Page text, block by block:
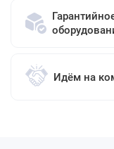
Идём на